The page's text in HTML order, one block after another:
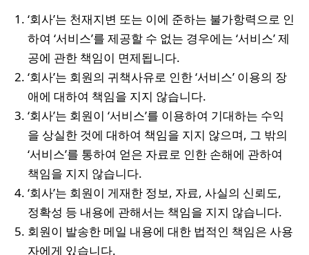
‘회사’는 천재지변 또는 이에 준하는 불가항력으로 인
하여 ‘서비스’를 제공할 수 없는 경우에는 ‘서비스’ 제
공에 관한 책임이 면제됩니다.
‘회사’는 회원의 귀책사유로 인한 ‘서비스’ 이용의 장
애에 대하여 책임을 지지 않습니다.
‘회사’는 회원이 ‘서비스’를 이용하여 기대하는 수익
을 상실한 것에 대하여 책임을 지지 않으며, 그 밖의
‘서비스’를 통하여 얻은 자료로 인한 손해에 관하여
책임을 지지 않습니다.
‘회사’는 회원이 게재한 정보, 자료, 사실의 신뢰도,
정확성 등 내용에 관해서는 책임을 지지 않습니다.
회원이 발송한 메일 내용에 대한 법적인 책임은 사용
자에게 있습니다.